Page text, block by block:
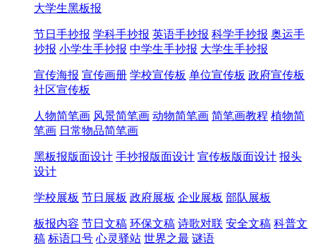
大学生黑板报
节日手抄报 学科手抄报 英语手抄报 科学手抄报 奥运手
抄报 小学生手抄报 中学生手抄报 大学生手抄报
宣传海报 宣传画册 学校宣传板 单位宣传板 政府宣传板
社区宣传板
人物简笔画 风景简笔画 动物简笔画 简笔画教程 植物简
笔画 日常物品简笔画
黑板报版面设计 手抄报版面设计 宣传板版面设计 报头
设计
学校展板 节日展板 政府展板 企业展板 部队展板
板报内容 节日文稿 环保文稿 诗歌对联 安全文稿 科普文
稿 标语口号 心灵驿站 世界之最 谜语